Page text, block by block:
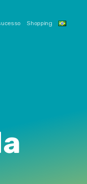
Shopping